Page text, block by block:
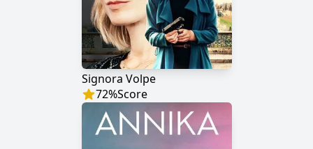
Signora Volpe
72%Score